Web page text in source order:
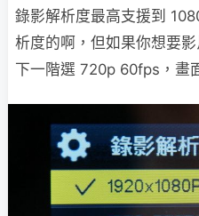
錄影解析度最高支援到
析度的啊，但如果你想要
下一階選 720p 60fps，畫